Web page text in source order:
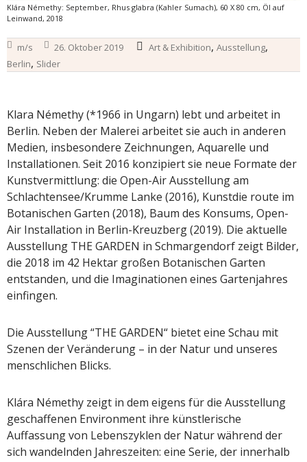
Klára Némethy: September, Rhus glabra (Kahler Sumach), 60 X 80 cm, Öl auf
Leinwand, 2018
m/s 26. Oktober 2019 Art & Exhibition, Ausstellung,
Berlin, Slider
Klara Némethy (*1966 in Ungarn) lebt und arbeitet in
Berlin. Neben der Malerei arbeitet sie auch in anderen
Medien, insbesondere Zeichnungen, Aquarelle und
Installationen. Seit 2016 konzipiert sie neue Formate der
Kunstvermittlung: die Open-Air Ausstellung am
Schlachtensee/Krumme Lanke (2016), Kunstdie route im
Botanischen Garten (2018), Baum des Konsums, Open-
Air Installation in Berlin-Kreuzberg (2019). Die aktuelle
Ausstellung THE GARDEN in Schmargendorf zeigt Bilder,
die 2018 im 42 Hektar großen Botanischen Garten
entstanden, und die Imaginationen eines Gartenjahres
einfingen.
Die Ausstellung “THE GARDEN“ bietet eine Schau mit
Szenen der Veränderung – in der Natur und unseres
menschlichen Blicks.
Klára Némethy zeigt in dem eigens für die Ausstellung
geschaffenen Environment ihre künstlerische
Auffassung von Lebenszyklen der Natur während der
sich wandelnden Jahreszeiten: eine Serie, der innerhalb